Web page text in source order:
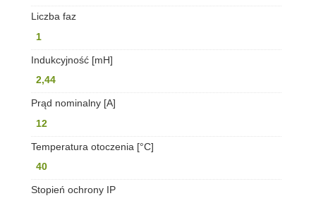
Liczba faz
1
Indukcyjność [mH]
2,44
Prąd nominalny [A]
12
Temperatura otoczenia [°C]
40
Stopień ochrony IP